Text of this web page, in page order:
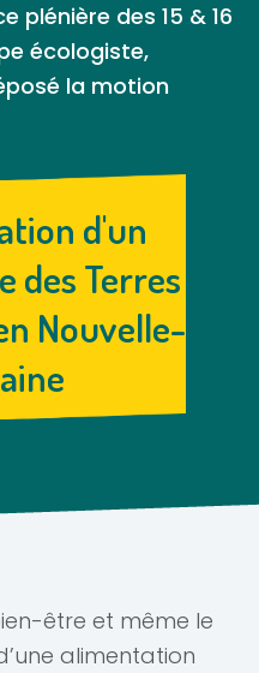
plénière des 15 & 16
écologiste,
la motion
d'un
des Terres
Nouvelle-
être et même le
alimentation